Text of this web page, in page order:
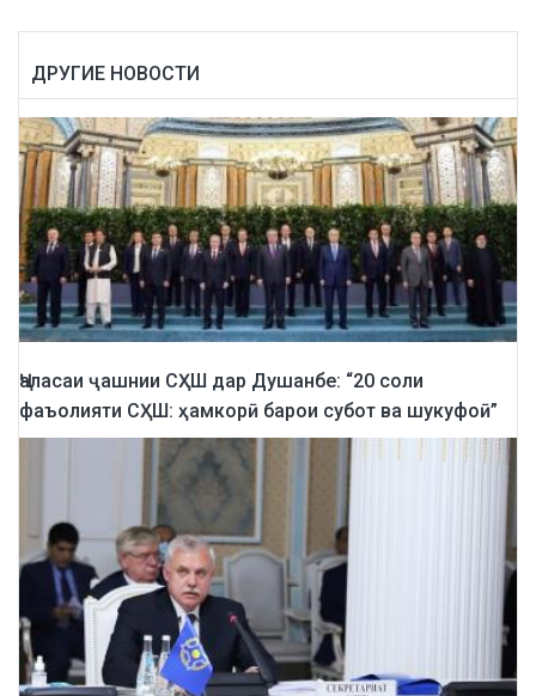
ДРУГИЕ НОВОСТИ
Ҷаласаи ҷашнии СҲШ дар Душанбе: “20 соли
фаъолияти СҲШ: ҳамкорӣ барои субот ва шукуфоӣ”